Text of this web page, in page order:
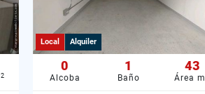
2
Local Alquiler
0
Alcoba
1
Baño
43
Área m